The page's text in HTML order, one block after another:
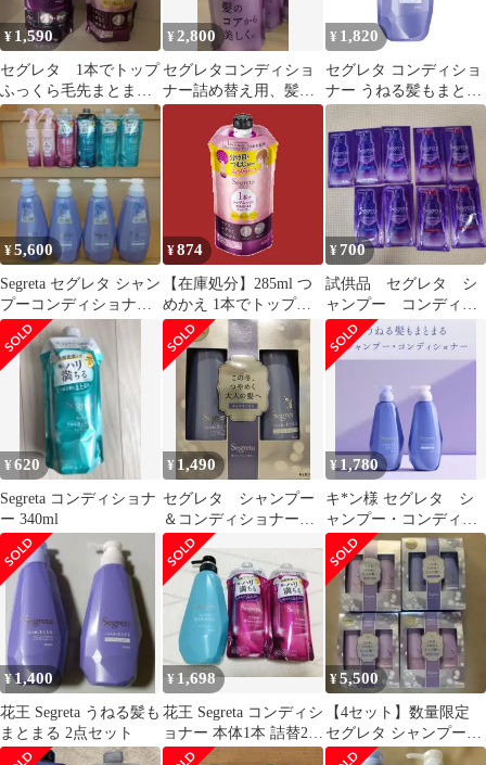
¥ 1,590
セグレタ 1本でトップ
ふっくら毛先まとまる
シャンプー285ml
¥ 2,800
セグレタコンディショ
ナー詰め替え用、髪と
地肌の美容液、 セラミ
ド配合、4本
¥ 1,820
セグレタ コンディショ
ナー うねる髪もまとま
る 本体
¥5,600
Segreta セグレタ シャン
プーコンディショナー
トリートメント10点セ
ット
¥874
【在庫処分】285ml つ
めかえ 1本でトップふ
っくらシャンプー セグ
レタ
¥700
試供品 セグレタ シ
ャンプー コンディシ
ョナー
¥620
Segreta コンディショナ
ー 340ml
¥ 1,490
セグレタ シャンプー
＆コンディショナー
うねる髪もまとまる
430ml
¥1,780
キ*ン様 セグレタ シ
ャンプー・コンディシ
ョナー本体ペア さらり
まとまる 月下美
¥1,400
花王 Segreta うねる髪も
まとまる 2点セット
¥ 1,698
花王 Segreta コンディシ
ョナー 本体1本 詰替2個
セット
¥5,500
【4セット】数量限定
セグレタ シャンプー
コンディショナー